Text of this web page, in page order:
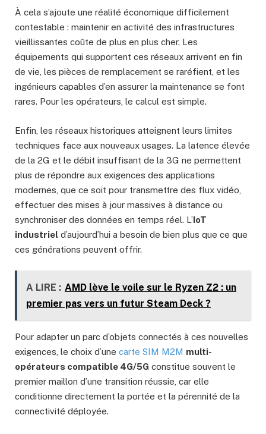
À cela s’ajoute une réalité économique difficilement
contestable : maintenir en activité des infrastructures
vieillissantes coûte de plus en plus cher. Les
équipements qui supportent ces réseaux arrivent en fin
de vie, les pièces de remplacement se raréfient, et les
ingénieurs capables d’en assurer la maintenance se font
rares. Pour les opérateurs, le calcul est simple.
Enfin, les réseaux historiques atteignent leurs limites
techniques face aux nouveaux usages. La latence élevée
de la 2G et le débit insuffisant de la 3G ne permettent
plus de répondre aux exigences des applications
modernes, que ce soit pour transmettre des flux vidéo,
effectuer des mises à jour massives à distance ou
synchroniser des données en temps réel. L’IoT
industriel d’aujourd’hui a besoin de bien plus que ce que
ces générations peuvent offrir.
A LIRE : AMD lève le voile sur le Ryzen Z2 : un
premier pas vers un futur Steam Deck ?
Pour adapter un parc d’objets connectés à ces nouvelles
exigences, le choix d’une carte SIM M2M multi-
opérateurs compatible 4G/5G constitue souvent le
premier maillon d’une transition réussie, car elle
conditionne directement la portée et la pérennité de la
connectivité déployée.